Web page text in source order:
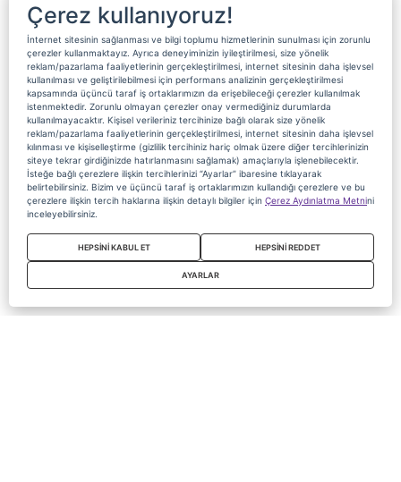
Çerez kullanıyoruz!
İnternet sitesinin sağlanması ve bilgi toplumu hizmetlerinin sunulması için zorunlu
çerezler kullanmaktayız. Ayrıca deneyiminizin iyileştirilmesi, size yönelik
reklam/pazarlama faaliyetlerinin gerçekleştirilmesi, internet sitesinin daha işlevsel
kullanılması ve geliştirilebilmesi için performans analizinin gerçekleştirilmesi
kapsamında üçüncü taraf iş ortaklarımızın da erişebileceği çerezler kullanılmak
istenmektedir. Zorunlu olmayan çerezler onay vermediğiniz durumlarda
kullanılmayacaktır. Kişisel verileriniz tercihinize bağlı olarak size yönelik
reklam/pazarlama faaliyetlerinin gerçekleştirilmesi, internet sitesinin daha işlevsel
kılınması ve kişiselleştirme (gizlilik tercihiniz hariç olmak üzere diğer tercihlerinizin
siteye tekrar girdiğinizde hatırlanmasını sağlamak) amaçlarıyla işlenebilecektir.
İsteğe bağlı çerezlere ilişkin tercihlerinizi “Ayarlar” ibaresine tıklayarak
belirtebilirsiniz. Bizim ve üçüncü taraf iş ortaklarımızın kullandığı çerezlere ve bu
çerezlere ilişkin tercih haklarına ilişkin detaylı bilgiler için Çerez Aydınlatma Metnini
inceleyebilirsiniz.
HEPSİNİ KABUL ET HEPSİNİ REDDET
AYARLAR